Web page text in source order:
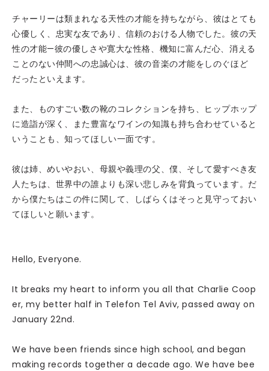
チャーリーは類まれなる天性の才能を持ちながら、彼はとても
心優しく、忠実な友であり、信頼のおける人物でした。彼の天
性の才能—彼の優しさや寛大な性格、機知に富んだ心、消える
ことのない仲間への忠誠心は、彼の音楽の才能をしのぐほど
だったといえます。
また、ものすごい数の靴のコレクションを持ち、ヒップホップ
に造詣が深く、また豊富なワインの知識も持ち合わせていると
いうことも、知ってほしい一面です。
彼は姉、めいやおい、母親や義理の父、僕、そして愛すべき友
人たちは、世界中の誰よりも深い悲しみを背負っています。だ
から僕たちはこの件に関して、しばらくはそっと見守っておい
てほしいと願います。
Hello, Everyone.
It breaks my heart to inform you all that Charlie Coop
er, my better half in Telefon Tel Aviv, passed away on
January 22nd.
We have been friends since high school, and began
making records together a decade ago. We have bee